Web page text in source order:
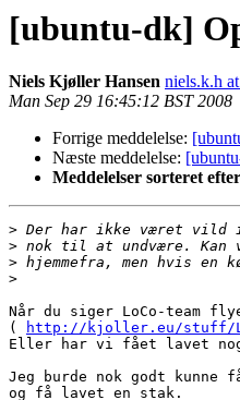
[ubuntu-dk]
Niels Kjøller Hansen niels.k.h
Man Sep 29 16:45:12 BST 2008
Forrige meddelelse:
Næste meddelelse:
Meddelelser sorteret
>
>
>
>
Når du siger LoCo-team
(
http://kjoller.eu/stuff/
Eller har vi fået lavet
Jeg burde nok godt kunne
og få lavet en stak.